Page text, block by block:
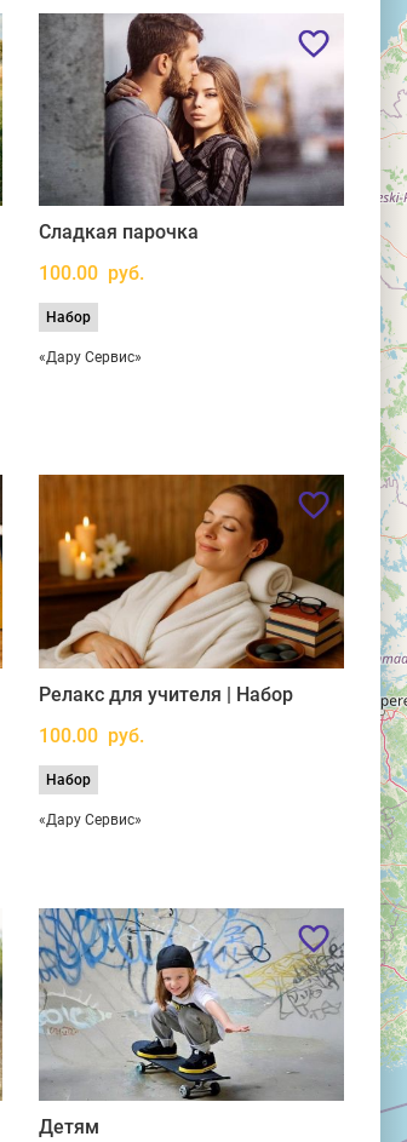
Сладкая парочка
100.00 руб.
Набор
«Дару Сервис»
Релакс для учителя | Набор
100.00 руб.
Набор
«Дару Сервис»
Детям